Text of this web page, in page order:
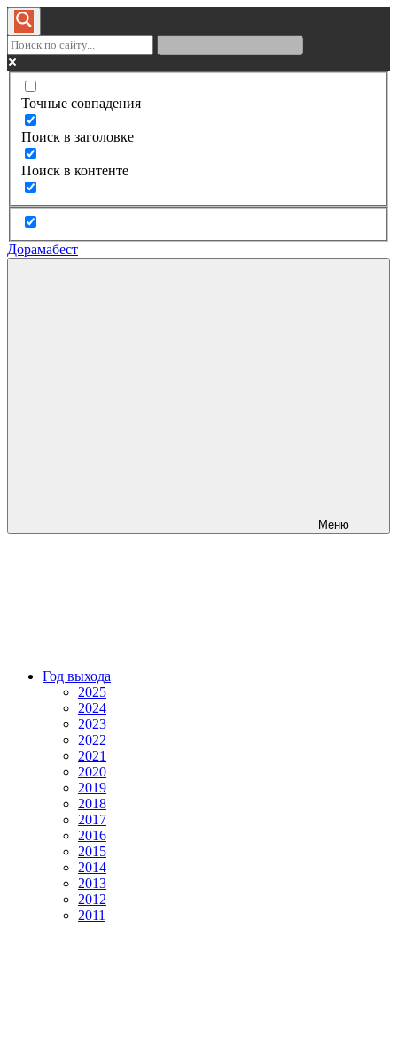
Точные совпадения
Поиск в заголовке
Поиск в контенте
Дорамабест
Меню
Год выхода
2025
2024
2023
2022
2021
2020
2019
2018
2017
2016
2015
2014
2013
2012
2011